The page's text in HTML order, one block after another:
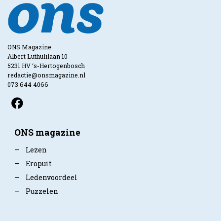
ONS Magazine
Albert Luthulilaan 10
5231 HV ‘s-Hertogenbosch
redactie@onsmagazine.nl
073 644 4066
ONS magazine
—
Lezen
—
Eropuit
—
Ledenvoordeel
—
Puzzelen